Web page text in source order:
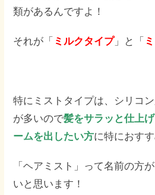
類があるんですよ！
それが「 ミルクタイプ」と「
特にミストタイプは、シリコ
が多いので髪をサラッと仕上
ームを出したい方に特におすす
「ヘアミスト」って名前の方
いと思います！